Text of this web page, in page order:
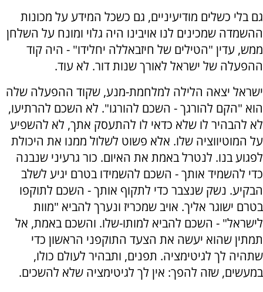
גם בלי כשלים מודיעיניים, גם כשכל המידע על מכונות
ההשמדה שמכינים לנו אויבינו היה גלוי ומונח על השלחן
ממש, עדין "הטילים של חיזבאללה יחלידו" - היה קוד
ההפעלה של ישראל לאורך שנות דור. לא עוד.
ישראל יצאה הלילה למלחמת-מנע, שקוד ההפעלה שלה
הוא "הקם להורגך - השכם להורגו". לא השכם להרתיעו,
לא להבהיר לו שלא כדאי לו להתעסק אתך, לא להשפיע
על המוטיווציה שלו. אלא פשוט לשלול ממנו את היכולת
לפגוע בנו. לנטרל באמת את האיום. כור גרעיני שנבנה
כדי להשמיד אותך - השכם להשמידו בטרם יגיע לשלב
הבקיע. נשק שנצבר כדי לתקוף אותך - השכם לתוקפו
בטרם ישוגר אליך. אויב שמכריז ונערך להביא "מוות
לישראל" - השכם להביא למותו-שלו. והשכם באמת, אל
תמתין שהוא יעשה את הצעד התוקפני הראשון כדי
שתהיה לך לגיטימציה. תפנים, ותבהיר לעולם כולו,
במעשים, שזה להפך: אין לך לגיטימציה שלא להשכים.